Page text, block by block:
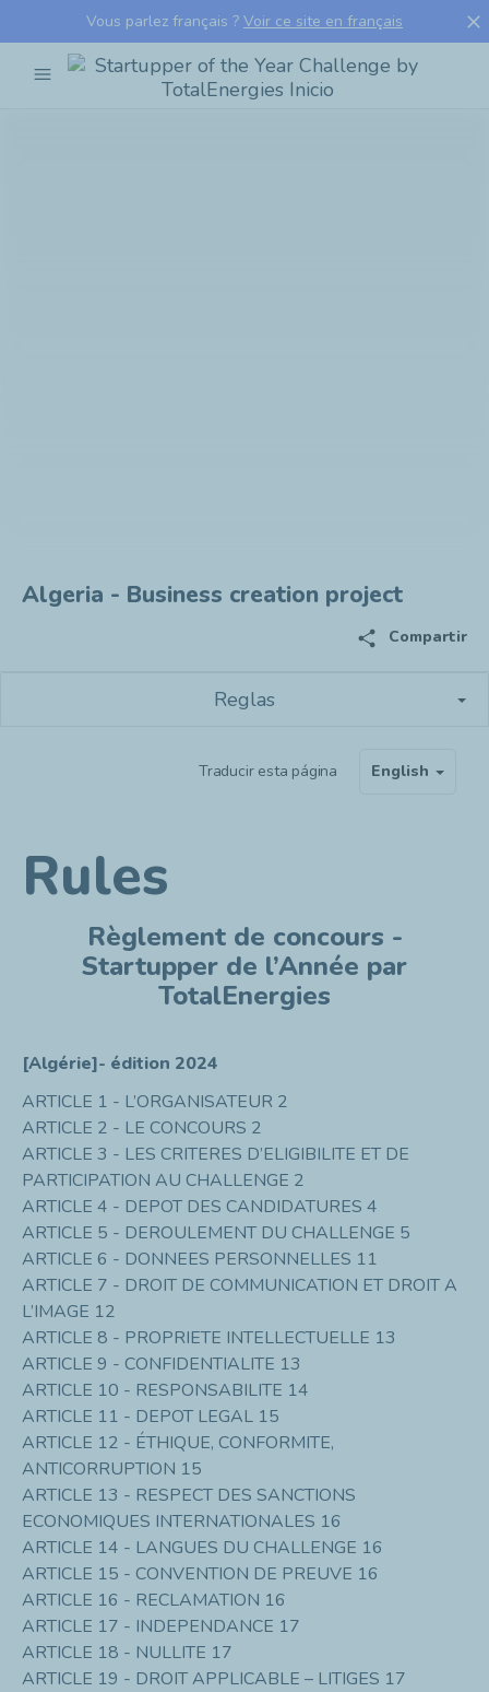
Vous parlez français ? Voir ce site en français close
menu
Startupper
Algeria - Business creation project
share Compartir
Reglas
Traducir esta página English
Rules
Règlement de concours -
Startupper de l’Année par
TotalEnergies
[Algérie]- édition 2024
ARTICLE 1 - L’ORGANISATEUR 2
ARTICLE 2 - LE CONCOURS 2
ARTICLE 3 - LES CRITERES D’ELIGIBILITE ET DE
PARTICIPATION AU CHALLENGE 2
ARTICLE 4 - DEPOT DES CANDIDATURES 4
ARTICLE 5 - DEROULEMENT DU CHALLENGE 5
ARTICLE 6 - DONNEES PERSONNELLES 11
ARTICLE 7 - DROIT DE COMMUNICATION ET DROIT A
L’IMAGE 12
ARTICLE 8 - PROPRIETE INTELLECTUELLE 13
ARTICLE 9 - CONFIDENTIALITE 13
ARTICLE 10 - RESPONSABILITE 14
ARTICLE 11 - DEPOT LEGAL 15
ARTICLE 12 - ÉTHIQUE, CONFORMITE,
ANTICORRUPTION 15
ARTICLE 13 - RESPECT DES SANCTIONS
ECONOMIQUES INTERNATIONALES 16
ARTICLE 14 - LANGUES DU CHALLENGE 16
ARTICLE 15 - CONVENTION DE PREUVE 16
ARTICLE 16 - RECLAMATION 16
ARTICLE 17 - INDEPENDANCE 17
ARTICLE 18 - NULLITE 17
ARTICLE 19 - DROIT APPLICABLE – LITIGES 17